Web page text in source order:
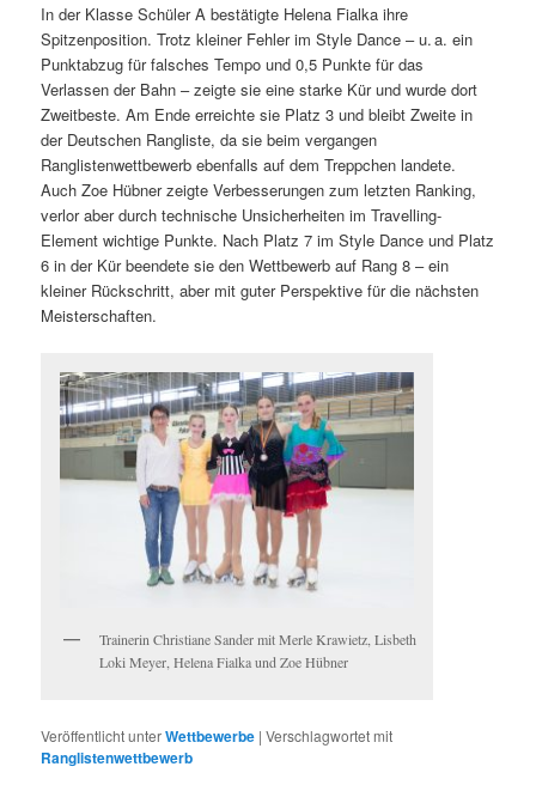
In der Klasse Schüler A bestätigte Helena Fialka ihre
Spitzenposition. Trotz kleiner Fehler im Style Dance – u.a. ein
Punktabzug für falsches Tempo und 0,5 Punkte für das
Verlassen der Bahn – zeigte sie eine starke Kür und wurde dort
Zweitbeste. Am Ende erreichte sie Platz 3 und bleibt Zweite in
der Deutschen Rangliste, da sie beim vergangen
Ranglistenwettbewerb ebenfalls auf dem Treppchen landete.
Auch Zoe Hübner zeigte Verbesserungen zum letzten Ranking,
verlor aber durch technische Unsicherheiten im Travelling-
Element wichtige Punkte. Nach Platz 7 im Style Dance und Platz
6 in der Kür beendete sie den Wettbewerb auf Rang 8 – ein
kleiner Rückschritt, aber mit guter Perspektive für die nächsten
Meisterschaften.
Trainerin Christiane Sander mit Merle Krawietz, Lisbeth
Loki Meyer, Helena Fialka und Zoe Hübner
Veröffentlicht unterWettbewerbe |Verschlagwortet mit
Ranglistenwettbewerb